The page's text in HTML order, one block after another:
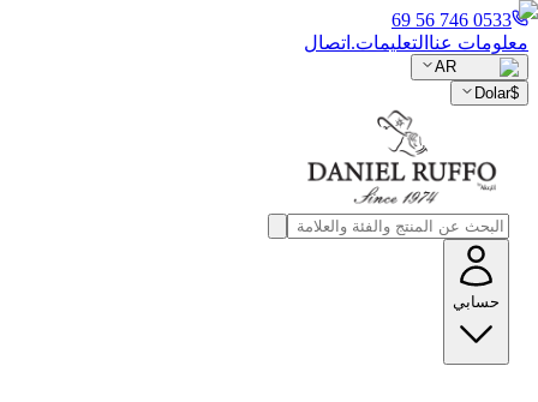
0533 746 56 69
معلومات عنا التعليمات. اتصال
AR
$
Dolar
حسابي